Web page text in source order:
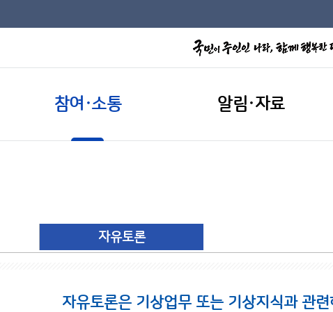
참여·소통 알림·자료
자유토론
자유토론은 기상업무 또는 기상지식과 관